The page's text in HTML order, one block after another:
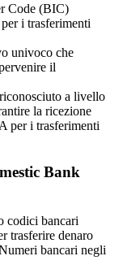
Code (BIC)
i trasferimenti
univoco che
il
a livello
la ricezione
per i trasferimenti
Bank
codici bancari
trasferire denaro
bancari negli